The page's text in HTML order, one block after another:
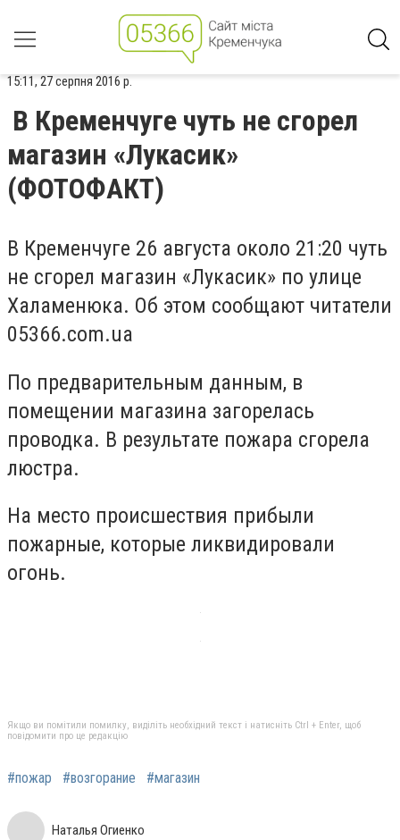
15:11, 27 серпня 2016 р.
В Кременчуге чуть не сгорел
магазин «Лукасик»
(ФОТОФАКТ)
В Кременчуге 26 августа около 21:20 чуть
не сгорел магазин «Лукасик» по улице
Халаменюка. Об этом сообщают читатели
05366.com.ua
По предварительным данным, в
помещении магазина загорелась
проводка. В результате пожара сгорела
люстра.
На место происшествия прибыли
пожарные, которые ликвидировали
огонь.
Якщо ви помітили помилку, виділіть необхідний текст і натисніть Ctrl + Enter, щоб
повідомити про це редакцію
#пожар #возгорание #магазин
Наталья Огиенко